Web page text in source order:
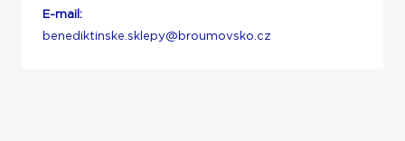
E-mail:
benediktinske.sklepy@broumovsko.cz